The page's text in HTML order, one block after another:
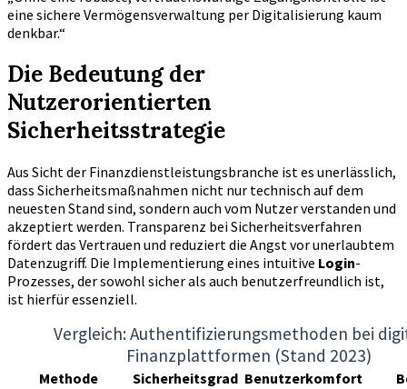
eine sichere Vermögensverwaltung per Digitalisierung kaum
denkbar.“
Die Bedeutung der
Nutzerorientierten
Sicherheitsstrategie
Aus Sicht der Finanzdienstleistungsbranche ist es unerlässlich,
dass Sicherheitsmaßnahmen nicht nur technisch auf dem
neuesten Stand sind, sondern auch vom Nutzer verstanden und
akzeptiert werden. Transparenz bei Sicherheitsverfahren
fördert das Vertrauen und reduziert die Angst vor unerlaubtem
Datenzugriff. Die Implementierung eines intuitive Login-
Prozesses, der sowohl sicher als auch benutzerfreundlich ist,
ist hierfür essenziell.
Vergleich: Authentifizierungsmethoden bei
Finanzplattformen (Stand 2023)
Methode Sicherheitsgrad Benutzerkomfort